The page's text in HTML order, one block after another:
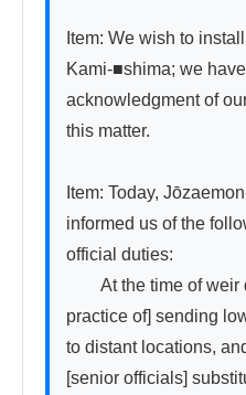
Item: We wish to
Kami-■shima; we
acknowledgment of
this matter.
Item: Today,
informed us of the
official duties:
At the time of weir
practice of] sending
to distant locations,
[senior officials]